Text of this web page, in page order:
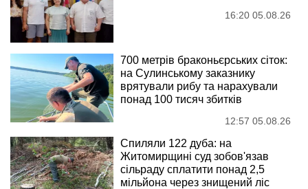
16:20 05.08.26
700 метрів браконьєрських сіток:
на Сулинському заказнику
врятували рибу та нарахували
понад 100 тисяч збитків
12:57 05.08.26
Спиляли 122 дуба: на
Житомирщині суд зобов'язав
сільраду сплатити понад 2,5
мільйона через знищений ліс